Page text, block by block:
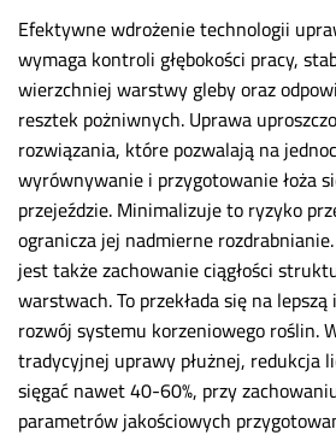
Efektywne wdrożenie technologii
wymaga kontroli głębokości pracy,
wierzchniej warstwy gleby oraz
resztek pożniwnych. Uprawa
rozwiązania, które pozwalają na
wyrównywanie i przygotowanie łoża
przejeździe. Minimalizuje to ryzyko
ogranicza jej nadmierne
jest także zachowanie ciągłości
warstwach. To przekłada się na
rozwój systemu korzeniowego roślin.
tradycyjnej uprawy płużnej, redukcja
sięgać nawet 40-60%, przy
parametrów jakościowych